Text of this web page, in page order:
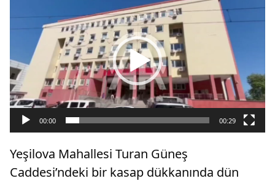
oynatıcı
00:00 00:29
Yeşilova Mahallesi Turan Güneş
Caddesi’ndeki bir kasap dükkanında dün